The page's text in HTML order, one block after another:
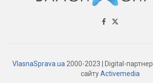
VlasnaSprava.ua 2000-2023 | Digital-партнер
сайтуActivemedia